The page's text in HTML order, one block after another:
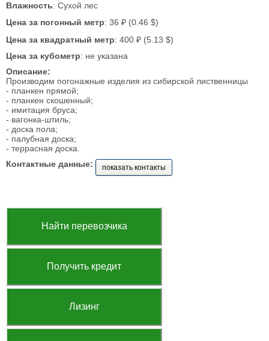
Влажность: Сухой лес
Цена за погонный метр: 36 ₽ (0.46 $)
Цена за квадратный метр: 400 ₽ (5.13 $)
Цена за кубометр: не указана
Описание:
Производим погонажные изделия из сибирской лиственницы
- планкен прямой;
- планкен скошенный;
- имитация бруса;
- вагонка-штиль;
- доска пола;
- палубная доска;
- террасная доска.
Контактные данные:
показать контакты
Найти перевозчика
Получить кредит
Лизинг